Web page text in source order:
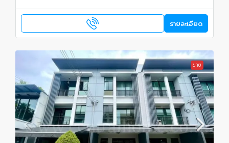
รายละเอียด
ขาย